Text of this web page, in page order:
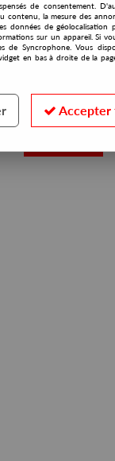
de consentement.
contenu, la mesure des
données de géolocalisation
sur un appareil. Si
de Syncrophone. Vous
en bas à droite de la
Accepter